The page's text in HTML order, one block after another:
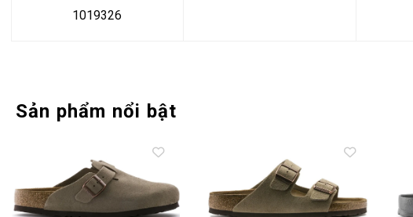
1019326
Sản phẩm nổi bật
Add to
wishlist
Add to
wishlist